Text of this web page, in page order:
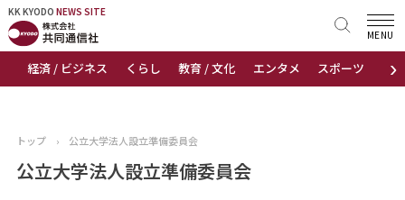
KK KYODO NEWS SITE
›
経済 / ビジネス くらし 教育 / 文化 エンタメ スポーツ 地域
MENU
KK KYODONEWS SITE
トップページ
ニュース
トップ › 公立大学法人設立準備委員会
公立大学法人設立準備委員会